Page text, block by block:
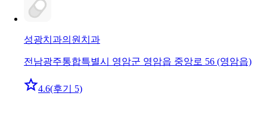
성광치과의원 치과
전남광주통합특별시 영암군 영암읍 중앙로 56 (영암읍)
4.6(후기 5)